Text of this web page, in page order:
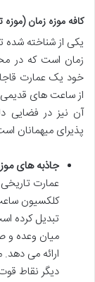
کافه موزه زمان (موزه
یکی از شناخته شده
زمان است که در
خود یک عمارت
از ساعت های قدیمی
آن نیز در فضایی
پذیرای میهمانان
جاذبه های
عمارت تاریخی
کلکسیون
تبدیل کرده
میان وعده و
ارائه می دهد.
دیگر نقاط